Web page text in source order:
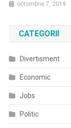
octombrie 7, 2019
CATEGORII
Divertisment
Economic
Jobs
Politic